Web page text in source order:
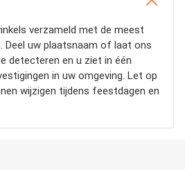
verzameld met de meest
Deel uw plaatsnaam of laat ons
detecteren en u ziet in één
in uw omgeving. Let op
wijzigen tijdens feestdagen en